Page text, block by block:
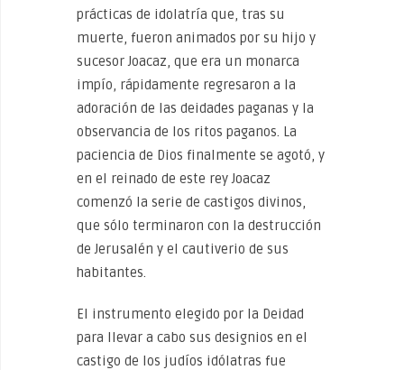
prácticas de idolatría que, tras su
muerte, fueron animados por su hijo y
sucesor Joacaz, que era un monarca
impío, rápidamente regresaron a la
adoración de las deidades paganas y la
observancia de los ritos paganos. La
paciencia de Dios finalmente se agotó, y
en el reinado de este rey Joacaz
comenzó la serie de castigos divinos,
que sólo terminaron con la destrucción
de Jerusalén y el cautiverio de sus
habitantes.
El instrumento elegido por la Deidad
para llevar a cabo sus designios en el
castigo de los judíos idólatras fue